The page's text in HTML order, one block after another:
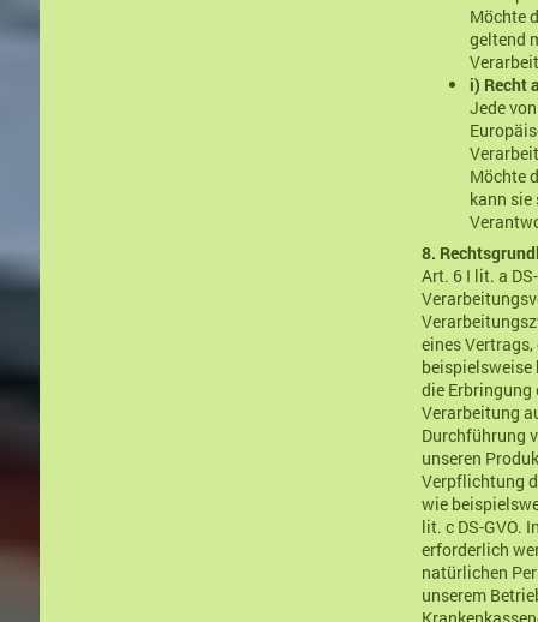
Möchte
geltend
i) Recht
Jede
Möchte
kann
8.
Art. 6 I lit. a
eines
beispielsweise
die Erbringung
Verarbeitung
Durchführung
unseren
Verpflichtung
wie
lit. c DS-GVO.
erforderlich
natürlichen
unserem